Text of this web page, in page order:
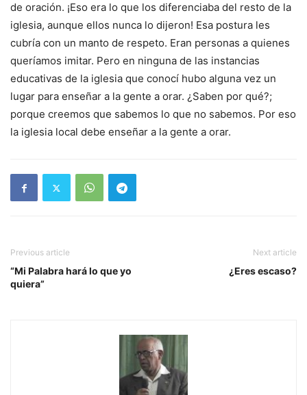
de oración. ¡Eso era lo que los diferenciaba del resto de la
iglesia, aunque ellos nunca lo dijeron! Esa postura les
cubría con un manto de respeto. Eran personas a quienes
queríamos imitar. Pero en ninguna de las instancias
educativas de la iglesia que conocí hubo alguna vez un
lugar para enseñar a la gente a orar. ¿Saben por qué?;
porque creemos que sabemos lo que no sabemos. Por eso
la iglesia local debe enseñar a la gente a orar.
Previous article
“Mi Palabra hará lo que yo
quiera”
Next article
¿Eres escaso?